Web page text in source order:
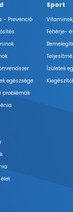
- Prevenció
egészsége
problémák
élet
Sport
Fehérje-
Ízületek